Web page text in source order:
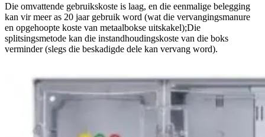
Die omvattende gebruikskoste is laag, en die eenmalige belegging
kan vir meer as 20 jaar gebruik word (wat die vervangingsmanure
en opgehoopte koste van metaalbokse uitskakel);Die
splitsingsmetode kan die instandhoudingskoste van die boks
verminder (slegs die beskadigde dele kan vervang word).